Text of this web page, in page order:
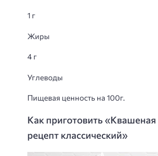
1 г
Жиры
4 г
Углеводы
Пищевая ценность на 100г.
Как приготовить «Квашеная
рецепт классический»